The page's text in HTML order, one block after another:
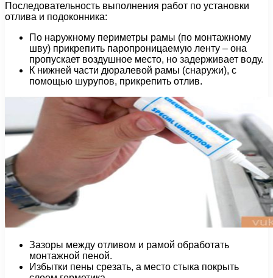
Последовательность выполнения работ по установки
отлива и подоконника:
По наружному периметры рамы (по монтажному
шву) прикрепить паропроницаемую ленту – она
пропускает воздушное место, но задерживает воду.
К нижней части дюралевой рамы (снаружи), с
помощью шурупов, прикрепить отлив.
Зазоры между отливом и рамой обработать
монтажной пеной.
Избытки пены срезать, а место стыка покрыть